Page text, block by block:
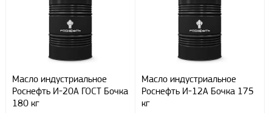
По согласованию с клиентом.
Регионы доставки:
Северо-Кавказский федеральный округ
Южный федеральный округ
Наличными
При получении груза
Масло индустриальное
Роснефть И-20А ГОСТ Бочка
180 кг
Масло индустриальное
Роснефть И-12А Бочка 175
кг